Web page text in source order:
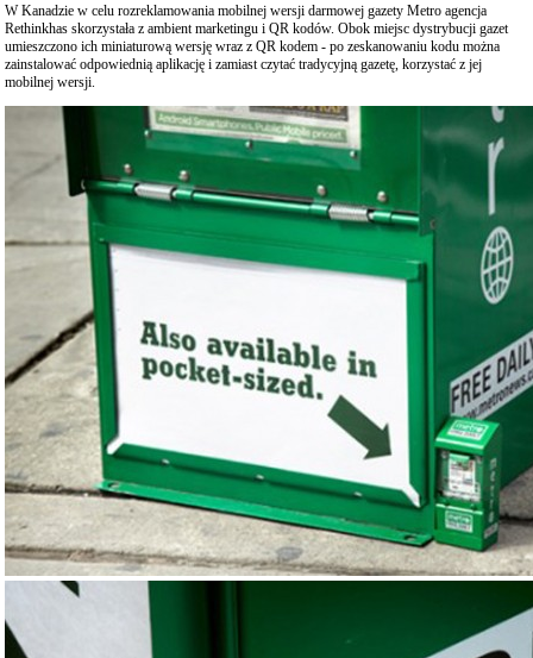
W Kanadzie w celu rozreklamowania mobilnej wersji darmowej gazety Metro agencja
Rethinkhas skorzystała z ambient marketingu i QR kodów. Obok miejsc dystrybucji gazet
umieszczono ich miniaturową wersję wraz z QR kodem - po zeskanowaniu kodu można
zainstalować odpowiednią aplikację i zamiast czytać tradycyjną gazetę, korzystać z jej
mobilnej wersji.